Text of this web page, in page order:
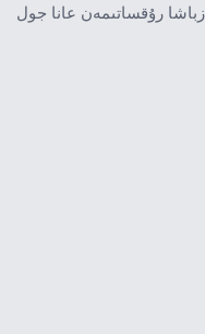
رۇقساتىمەن عانا جول